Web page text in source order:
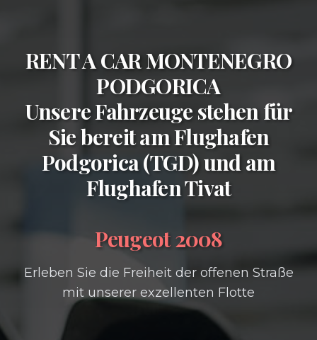
RENT A CAR MONTENEGRO
PODGORICA
Unsere Fahrzeuge stehen für
Sie bereit amFlughafen
Podgorica (TGD)und am
Flughafen Tivat
Peugeot 2008
Erleben Sie die Freiheit der offenen Straße
mit unserer exzellenten Flotte